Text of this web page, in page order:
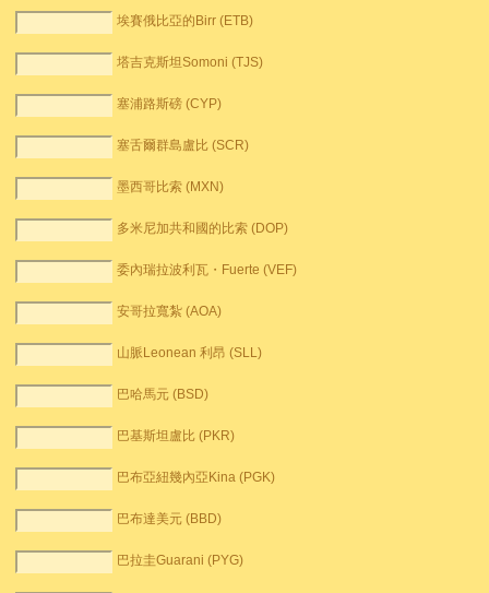
埃賽俄比亞的Birr (ETB)
塔吉克斯坦Somoni (TJS)
塞浦路斯磅 (CYP)
塞舌爾群島盧比 (SCR)
墨西哥比索 (MXN)
多米尼加共和國的比索 (DOP)
委內瑞拉波利瓦・Fuerte (VEF)
安哥拉寬紮 (AOA)
山脈Leonean 利昂 (SLL)
巴哈馬元 (BSD)
巴基斯坦盧比 (PKR)
巴布亞紐幾內亞Kina (PGK)
巴布達美元 (BBD)
巴拉圭Guarani (PYG)